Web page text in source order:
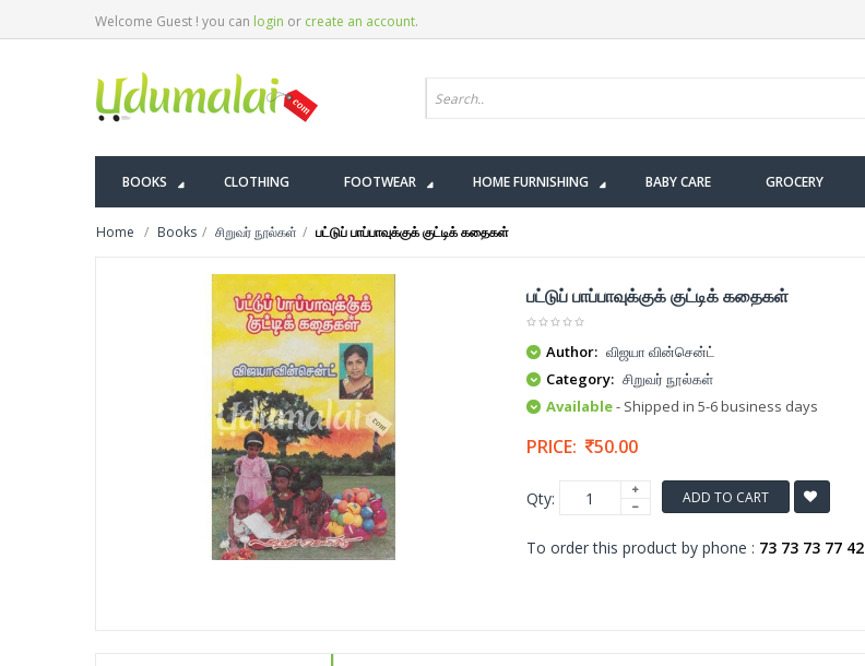
Welcome Guest ! you can login or create an account.
BOOKS CLOTHING FOOTWEAR HOME FURNISHING BABY CARE GROCERY
Home Books சிறுவர் நூல்கள் பட்டுப் பாப்பாவுக்குக் குட்டிக் கதைகள்
பட்டுப் பாப்பாவுக்குக் குட்டிக் கதைகள்
Author: விஜயா வின்சென்ட்
Category: சிறுவர் நூல்கள்
Available- Shipped in 5-6 business days
PRICE: 50.00
Qty: ADD TO CART
To order this product by phone : 73 73 73 77 42